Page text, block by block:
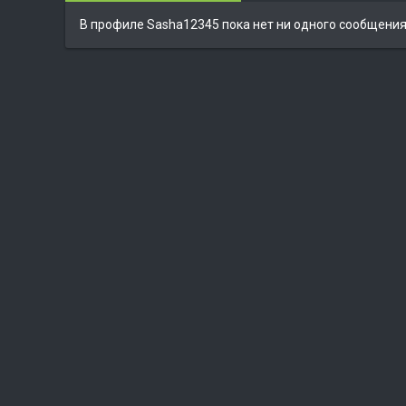
В профиле Sasha12345 пока нет ни одного